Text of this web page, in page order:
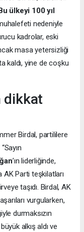
ülkeyi 100 yıl
nedeniyle
kadrolar, eski
masa yetersizliği
kaldı, yine de coşku
dikkat
Birdal, partililere
’ın liderliğinde,
AK Parti teşkilatları
taşıdı. Birdal, AK
vurgularken,
durmaksızın
alkış aldı ve